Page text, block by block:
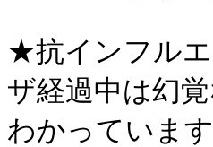
★抗インフル
ザ経過中は幻
わかっていま